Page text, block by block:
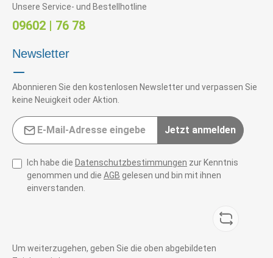
Unsere Service- und Bestellhotline
09602 | 76 78
Newsletter
Abonnieren Sie den kostenlosen Newsletter und verpassen Sie
keine Neuigkeit oder Aktion.
E-Mail-Adresse*
Jetzt anmelden
Ich habe die Datenschutzbestimmungen zur Kenntnis
genommen und die AGB gelesen und bin mit ihnen
einverstanden.
Um weiterzugehen, geben Sie die oben abgebildeten